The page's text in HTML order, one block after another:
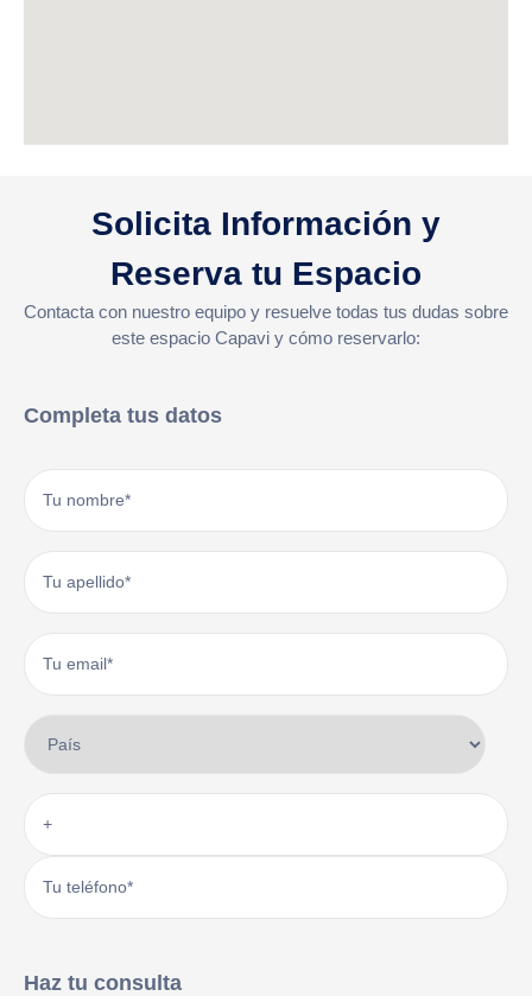
Solicita Información y
Reserva tu Espacio
Contacta con nuestro equipo y resuelve todas tus dudas sobre
este espacio Capavi y cómo reservarlo:
Completa tus datos
Haz tu consulta